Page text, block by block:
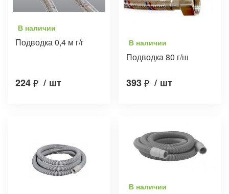
В наличии
Подводка 0,4 м г/г
224₽ / шт
В наличии
Подводка 80 г/ш
393₽ / шт
В наличии